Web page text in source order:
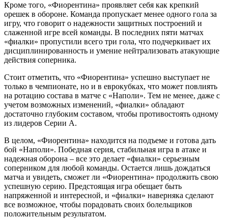
Кроме того, «Фиорентина» проявляет себя как крепкий
орешек в обороне. Команда пропускает менее одного гола за
игру, что говорит о надежности защитных построений и
слаженной игре всей команды. В последних пяти матчах
«фиалки» пропустили всего три гола, что подчеркивает их
дисциплинированность и умение нейтрализовать атакующие
действия соперника.
Стоит отметить, что «Фиорентина» успешно выступает не
только в чемпионате, но и в еврокубках, что может повлиять
на ротацию состава в матче с «Наполи». Тем не менее, даже с
учетом возможных изменений, «фиалки» обладают
достаточно глубоким составом, чтобы противостоять одному
из лидеров Серии А.
В целом, «Фиорентина» находится на подъеме и готова дать
бой «Наполи». Победная серия, стабильная игра в атаке и
надежная оборона – все это делает «фиалки» серьезным
соперником для любой команды. Остается лишь дождаться
матча и увидеть, сможет ли «Фиорентина» продолжить свою
успешную серию. Предстоящая игра обещает быть
напряженной и интересной, и «фиалки» наверняка сделают
все возможное, чтобы порадовать своих болельщиков
положительным результатом.